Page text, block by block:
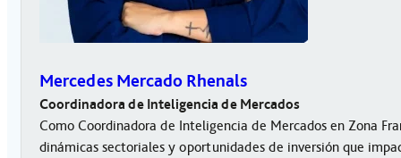
Mercedes Mercado Rhenals
Coordinadora de Inteligencia de Mercados
Como Coordinadora de Inteligencia de Mercados en Zona
dinámicas sectoriales y oportunidades de inversión que